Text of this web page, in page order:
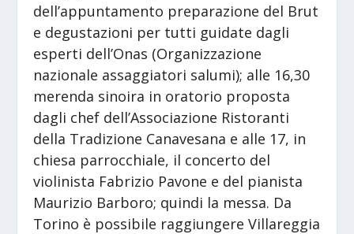
dell’appuntamento preparazione del Brut
e degustazioni per tutti guidate dagli
esperti dell’Onas (Organizzazione
nazionale assaggiatori salumi); alle 16,30
merenda sinoira in oratorio proposta
dagli chef dell’Associazione Ristoranti
della Tradizione Canavesana e alle 17, in
chiesa parrocchiale, il concerto del
violinista Fabrizio Pavone e del pianista
Maurizio Barboro; quindi la messa. Da
Torino è possibile raggiungere Villareggia